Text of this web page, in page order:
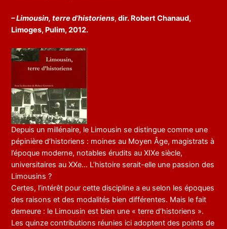
– Limousin, terre d’historiens, dir. Robert Chanaud,
Limoges, Pulim, 2012.
Depuis un millénaire, le Limousin se distingue comme une
pépinière d’historiens : moines au Moyen Âge, magistrats à
l’époque moderne, notables érudits au XIXe siècle,
universitaires au XXe… L’histoire serait-elle une passion des
Limousins ?
Certes, l’intérêt pour cette discipline a eu selon les époques
des raisons et des modalités bien différentes. Mais le fait
demeure : le Limousin est bien une « terre d’historiens ».
Les quinze contributions réunies ici adoptent des points de